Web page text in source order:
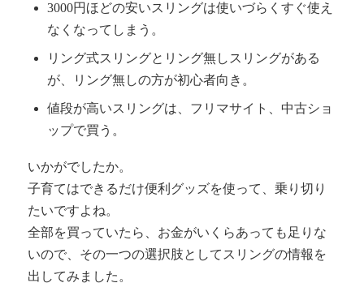
3000円ほどの安いスリングは使いづらくすぐ使え
なくなってしまう。
リング式スリングとリング無しスリングがある
が、リング無しの方が初心者向き。
値段が高いスリングは、フリマサイト、中古ショ
ップで買う。
いかがでしたか。
子育てはできるだけ便利グッズを使って、乗り切り
たいですよね。
全部を買っていたら、お金がいくらあっても足りな
いので、その一つの選択肢としてスリングの情報を
出してみました。